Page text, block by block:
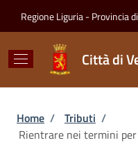
Regione Liguria - Provincia
Città di
Briciole di
Home / Tributi /
Rientrare nei termini